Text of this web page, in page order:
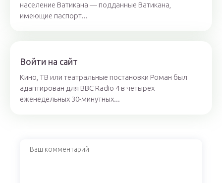
население Ватикана — подданные Ватикана,
имеющие паспорт...
Войти на сайт
Кино, ТВ или театральные постановки Роман был
адаптирован для BBC Radio 4 в четырех
еженедельных 30-минутных...